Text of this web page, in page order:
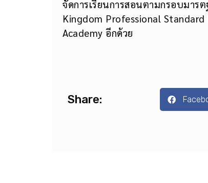
จัดการเรียนการสอนตามกรอบมาร
Kingdom Professional Standard
Academy อีกด้วย